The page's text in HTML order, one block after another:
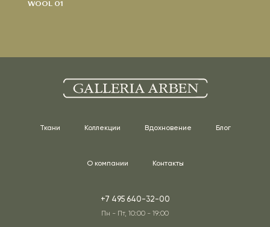
WOOL 01
Ткани Коллекции Вдохновение Блог
О компании Контакты
+7 495 640-32-00
Пн - Пт, 10:00 - 19:00